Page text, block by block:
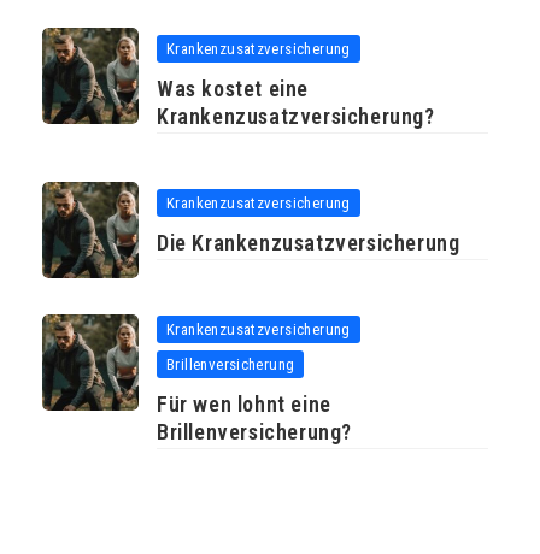
Krankenzusatzversicherung
Was kostet eine
Krankenzusatzversicherung?
Krankenzusatzversicherung
Die Krankenzusatzversicherung
Krankenzusatzversicherung
Brillenversicherung
Für wen lohnt eine
Brillenversicherung?